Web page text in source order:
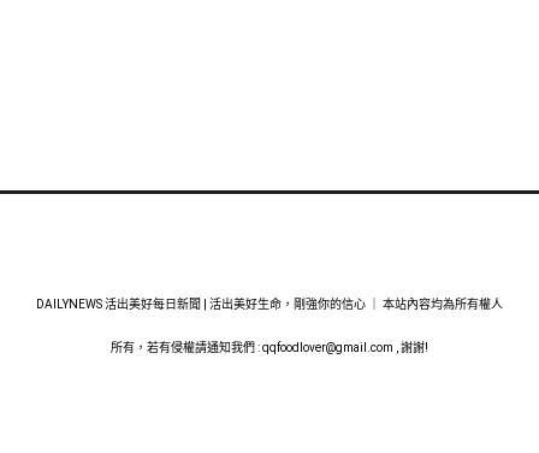
DAILYNEWS 活出美好每日新聞 | 活出美好生命，剛強你的信心 ｜ 本站內容均為所有權人
所有，若有侵權請通知我們 :qqfoodlover@gmail.com , 謝謝!